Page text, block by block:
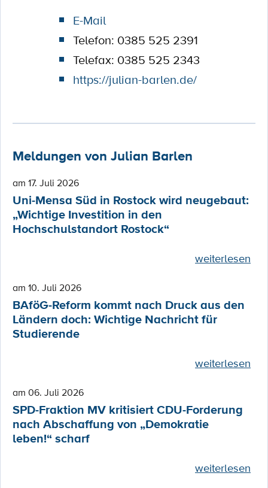
E-Mail
Telefon: 0385 525 2391
Telefax: 0385 525 2343
https://julian-barlen.de/
Meldungen von Julian Barlen
am 17. Juli 2026
Uni-Mensa Süd in Rostock wird neugebaut:
„Wichtige Investition in den
Hochschulstandort Rostock“
weiterlesen
am 10. Juli 2026
BAföG-Reform kommt nach Druck aus den
Ländern doch: Wichtige Nachricht für
Studierende
weiterlesen
am 06. Juli 2026
SPD-Fraktion MV kritisiert CDU-Forderung
nach Abschaffung von „Demokratie
leben!“ scharf
weiterlesen